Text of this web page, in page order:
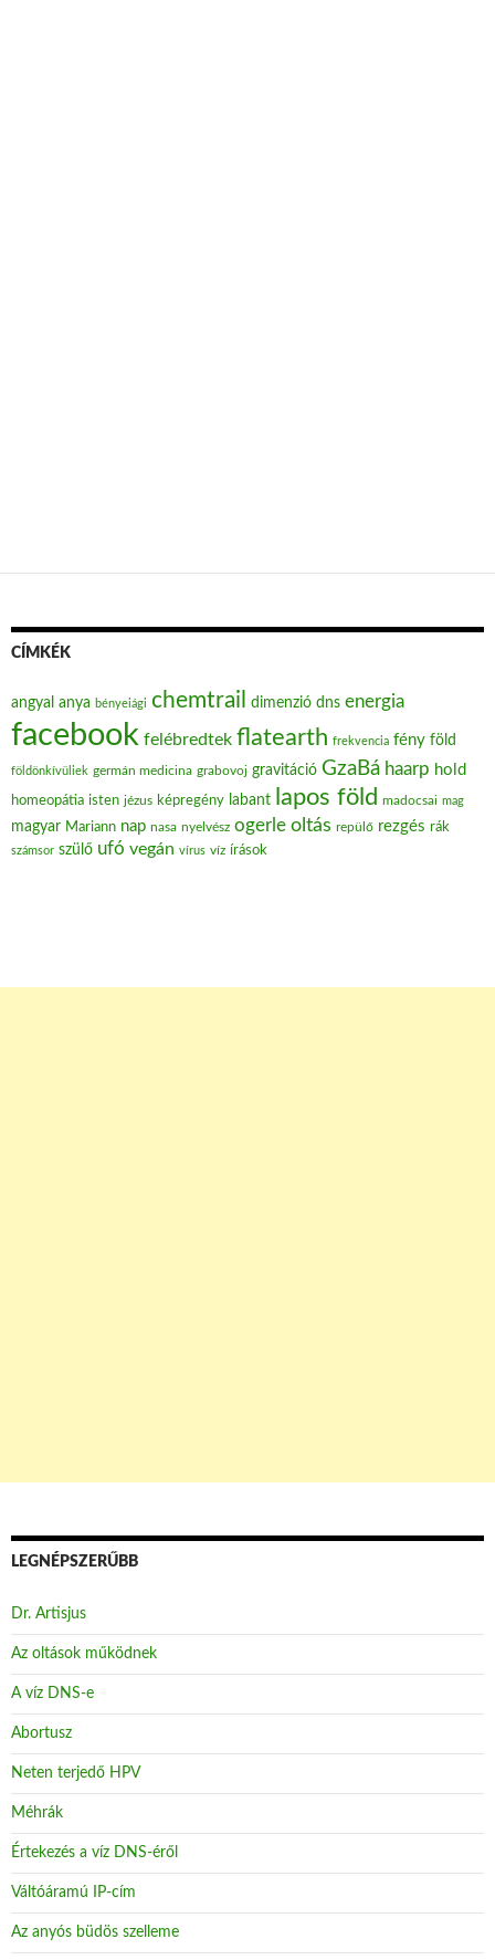
CÍMKÉK
angyal anya bényeiági chemtrail dimenzió dns energia
facebook felébredtek flatearth frekvencia fény föld
földönkívüliek germán medicina grabovoj gravitáció GzaBá haarp hold
homeopátia isten jézus képregény labant lapos föld madocsai mag
magyar Mariann nap nasa nyelvész ogerle oltás repülő rezgés rák
számsor szülő ufó vegán vírus víz írások
LEGNÉPSZERŰBB
Dr. Artisjus
Az oltások működnek
A víz DNS-e
Abortusz
Neten terjedő HPV
Méhrák
Értekezés a víz DNS-éről
Váltóáramú IP-cím
Az anyós büdös szelleme